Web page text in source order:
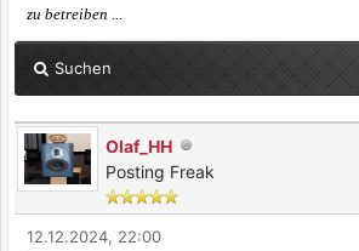
zu betreiben ...
Suchen
Olaf_HH
Posting Freak
12.12.2024, 22:00